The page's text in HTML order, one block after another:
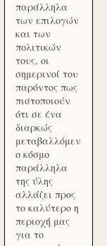
παράλληλα
των επιλογών
και των
πολιτικών
τους, οι
σημερινοί του
παρόντος πως
πιστοποιούν
ότι σε ένα
διαρκώς
μεταβαλλόμεν
ο κόσμο
παράλληλα
της ύλης
αλλάζει προς
το καλύτερο η
περιοχή μας
για το